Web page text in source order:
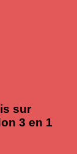
sur
3 en 1